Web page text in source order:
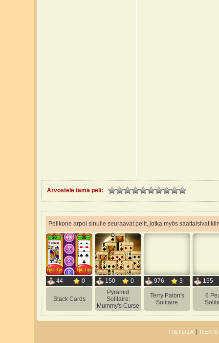
Arvostele tämä peli:
Pelikone arpoi sinulle seuraavat pelit, jotka myös saattaisivat
44 0
Stack Cards
150
0
Pyramid
Solitaire:
Mummy's Curse
976 3
Terry Paton's
Solitaire
155
6
TIETOJA